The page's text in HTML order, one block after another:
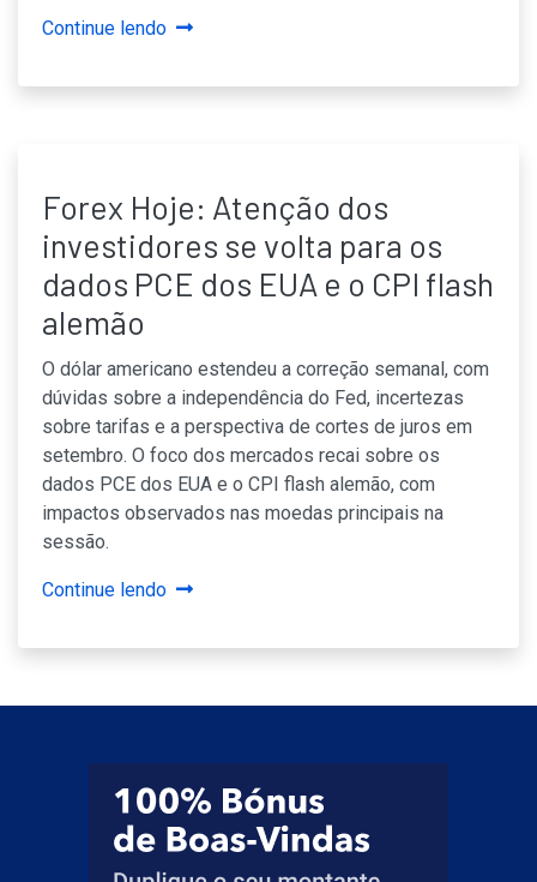
Continue lendo
Forex Hoje: Atenção dos
investidores se volta para os
dados PCE dos EUA e o CPI flash
alemão
O dólar americano estendeu a correção semanal, com
dúvidas sobre a independência do Fed, incertezas
sobre tarifas e a perspectiva de cortes de juros em
setembro. O foco dos mercados recai sobre os
dados PCE dos EUA e o CPI flash alemão, com
impactos observados nas moedas principais na
sessão.
Continue lendo